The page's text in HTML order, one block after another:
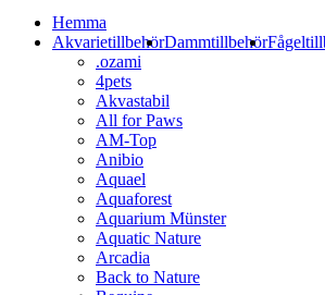
Hemma
AkvarietillbehörDammtillbehör
.ozami
4pets
Akvastabil
All for Paws
AM-Top
Anibio
Aquael
Aquaforest
Aquarium Münster
Aquatic Nature
Arcadia
Back to Nature